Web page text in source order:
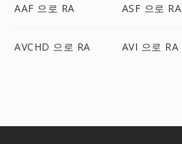
AAF 으로 RA ASF 으로 RA
AVCHD 으로 RA AVI 으로 RA